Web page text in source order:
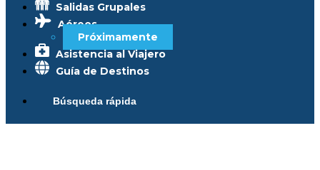
Salidas Grupales
Aéreos
Próximamente
Asistencia al Viajero
Guía de Destinos
Búsqueda rápida